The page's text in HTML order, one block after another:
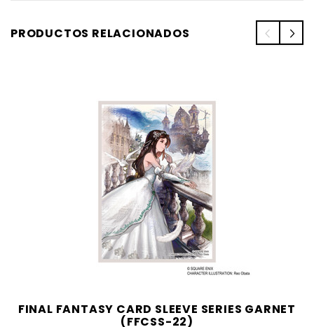
PRODUCTOS RELACIONADOS
FINAL FANTASY CARD SLEEVE SERIES GARNET
(FFCSS-22)